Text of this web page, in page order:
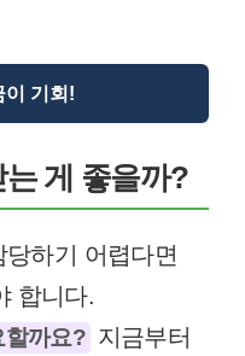
이 기회!
게 좋을까?
하기 어렵다면
합니다.
할까요? 지금부터